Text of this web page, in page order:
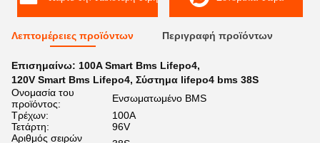
Λεπτομέρειες προϊόντων Περιγραφή προϊόντων
Επισημαίνω: 100A Smart Bms Lifepo4,
120V Smart Bms Lifepo4, Σύστημα lifepo4 bms 38S
Ονομασία του
προϊόντος:
Ενσωματωμένο BMS
Τρέχων:
100A
Τετάρτη:
96V
Αριθμός σειρών